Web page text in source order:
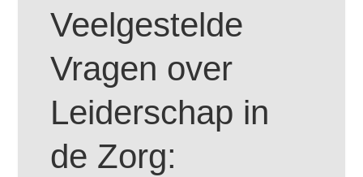
Veelgestelde
Vragen over
Leiderschap in
de Zorg: